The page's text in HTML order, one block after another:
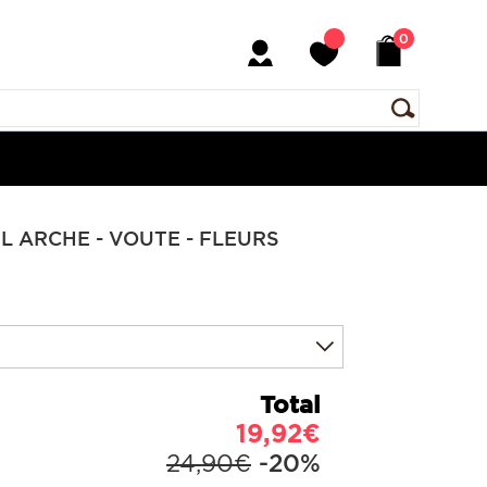
0
ARCHE - VOUTE - FLEURS
Total
19,92€
24,90€ -20%